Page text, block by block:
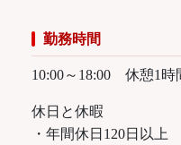
勤務時間
10:00～18:00 休憩1時
休日と休暇
・年間休日120日以上